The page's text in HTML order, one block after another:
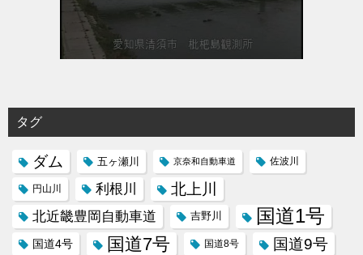
タグ
ダム 五ヶ瀬川 京奈和自動車道 佐波川
円山川 利根川 北上川
北近畿豊岡自動車道 吉野川 国道1号
国道4号 国道7号 国道8号 国道9号